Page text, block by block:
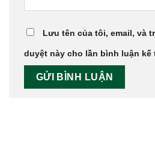
Lưu tên của tôi, email, và
duyệt này cho lần bình luận kế